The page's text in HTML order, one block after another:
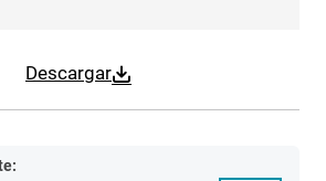
Descargar